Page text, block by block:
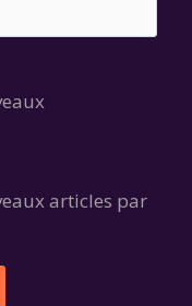
articles par